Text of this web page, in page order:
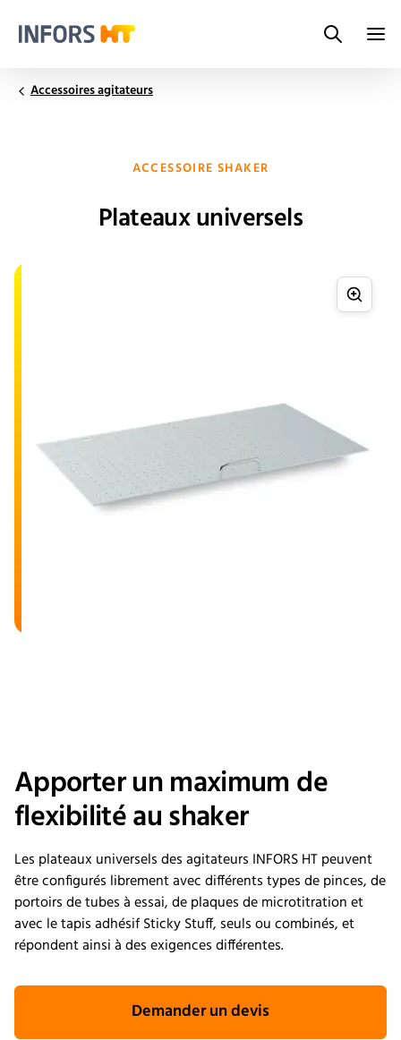
Search
Accessoires agitateurs
ACCESSOIRE SHAKER
Plateaux universels
Apporter un maximum de
flexibilité au shaker
Les plateaux universels des agitateurs INFORS HT peuvent
être configurés librement avec différents types de pinces, de
portoirs de tubes à essai, de plaques de microtitration et
avec le tapis adhésif Sticky Stuff, seuls ou combinés, et
répondent ainsi à des exigences différentes.
Demander un devis